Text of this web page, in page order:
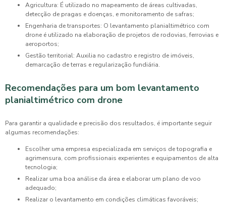
Agricultura: É utilizado no mapeamento de áreas cultivadas,
detecção de pragas e doenças, e monitoramento de safras;
Engenharia de transportes: O levantamento planialtimétrico com
drone é utilizado na elaboração de projetos de rodovias, ferrovias e
aeroportos;
Gestão territorial: Auxilia no cadastro e registro de imóveis,
demarcação de terras e regularização fundiária.
Recomendações para um bom levantamento
planialtimétrico com drone
Para garantir a qualidade e precisão dos resultados, é importante seguir
algumas recomendações:
Escolher uma empresa especializada em serviços de topografia e
agrimensura, com profissionais experientes e equipamentos de alta
tecnologia;
Realizar uma boa análise da área e elaborar um plano de voo
adequado;
Realizar o levantamento em condições climáticas favoráveis;